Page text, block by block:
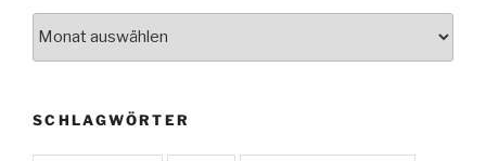
SCHLAGWÖRTER